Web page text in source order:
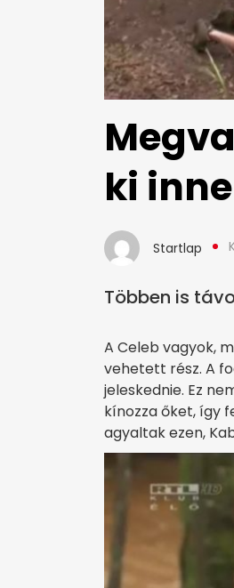
ki
Startlap
Többen is
A Celeb vagyok,
vehetett rész. A
jeleskednie. Ez
kínozza őket, így
agyaltak ezen,